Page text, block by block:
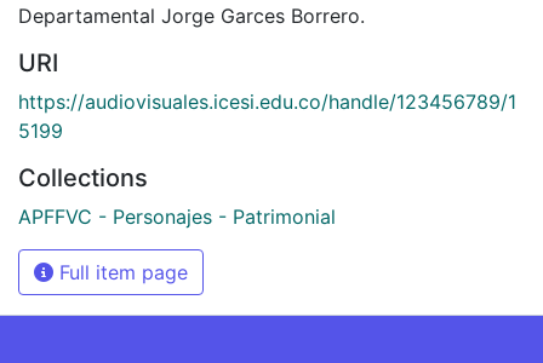
Departamental Jorge Garces Borrero.
URI
https://audiovisuales.icesi.edu.co/handle/123456789/1
5199
Collections
APFFVC - Personajes - Patrimonial
Full item page